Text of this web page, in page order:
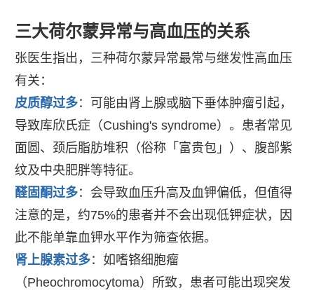
三大荷尔蒙异常与高血压的关系
张医生指出，三种荷尔蒙异常最常与继发性高血压
有关：
皮质醇过多：可能由肾上腺或脑下垂体肿瘤引起，
导致库欣氏症（Cushing's syndrome）。患者常见
面圆、颈后脂肪堆积（俗称「富贵包」）、腹部紫
纹及中央肥胖等特征。
醛固酮过多：会导致血压升高及血钾偏低，但值得
注意的是，约75%的患者并不会出现低钾症状，因
此不能单靠血钾水平作为筛查依据。
肾上腺素过多：如嗜铬细胞瘤
（Pheochromocytoma）所致，患者可能出现突发